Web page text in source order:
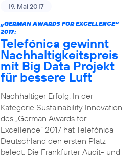
19. Mai 2017
„GERMAN AWARDS FOR EXCELLENCE“
2017:
Telefónica gewinnt
Nachhaltigkeitspreis
mit Big Data Projekt
für bessere Luft
Nachhaltiger Erfolg: In der
Kategorie Sustainability Innovation
des „German Awards for
Excellence“ 2017 hat Telefónica
Deutschland den ersten Platz
belegt. Die Frankfurter Audit- und